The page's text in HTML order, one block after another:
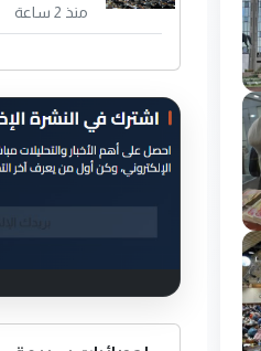
منذ 2 ساعة